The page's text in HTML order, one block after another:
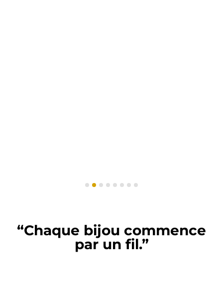
“Chaque bijou commence
par un fil.”